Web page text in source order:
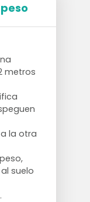
metros
la otra
suelo